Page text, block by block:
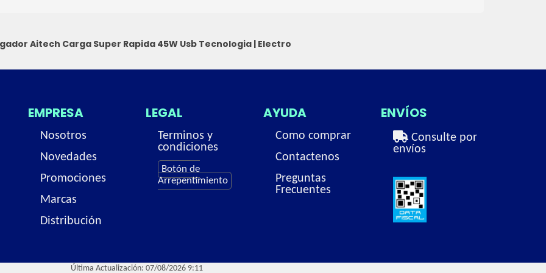
Aitech Carga Super Rapida 45W Usb Tecnologia| Electro
EMPRESA
Nosotros
Novedades
Promociones
Marcas
Distribución
LEGAL
Terminos y
condiciones
Botón de
Arrepentimiento
AYUDA
Como comprar
Contactenos
Preguntas
Frecuentes
ENVÍOS
Consulte por
envíos
Última Actualización: 07/08/2026 9:11